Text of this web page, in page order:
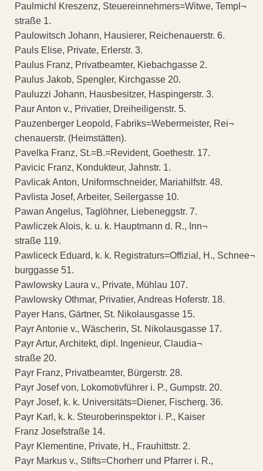
Paulmichl Kreszenz, Steuereinnehmers=Witwe, Templ¬
straße 1.
Paulowitsch Johann, Hausierer, Reichenauerstr. 6.
Pauls Elise, Private, Erlerstr. 3.
Paulus Franz, Privatbeamter, Kiebachgasse 2.
Paulus Jakob, Spengler, Kirchgasse 20.
Pauluzzi Johann, Hausbesitzer, Haspingerstr. 3.
Paur Anton v., Privatier, Dreiheiligenstr. 5.
Pauzenberger Leopold, Fabriks=Webermeister, Rei¬
chenauerstr. (Heimstätten).
Pavelka Franz, St.=B.=Revident, Goethestr. 17.
Pavicic Franz, Kondukteur, Jahnstr. 1.
Pavlicak Anton, Uniformschneider, Mariahilfstr. 48.
Pavlista Josef, Arbeiter, Seilergasse 10.
Pawan Angelus, Taglöhner, Liebeneggstr. 7.
Pawliczek Alois, k. u. k. Hauptmann d. R., Inn¬
straße 119.
Pawliceck Eduard, k. k. Registraturs=Offizial, H., Schnee¬
burggasse 51.
Pawlowsky Laura v., Private, Mühlau 107.
Pawlowsky Othmar, Privatier, Andreas Hoferstr. 18.
Payer Hans, Gärtner, St. Nikolausgasse 15.
Payr Antonie v., Wäscherin, St. Nikolausgasse 17.
Payr Artur, Architekt, dipl. Ingenieur, Claudia¬
straße 20.
Payr Franz, Privatbeamter, Bürgerstr. 28.
Payr Josef von, Lokomotivführer i. P., Gumpstr. 20.
Payr Josef, k. k. Universitäts=Diener, Fischerg. 36.
Payr Karl, k. k. Steuroberinspektor i. P., Kaiser
Franz Josefstraße 14.
Payr Klementine, Private, H., Frauhittstr. 2.
Payr Markus v., Stifts=Chorherr und Pfarrer i. R.,